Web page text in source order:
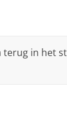
terug in het